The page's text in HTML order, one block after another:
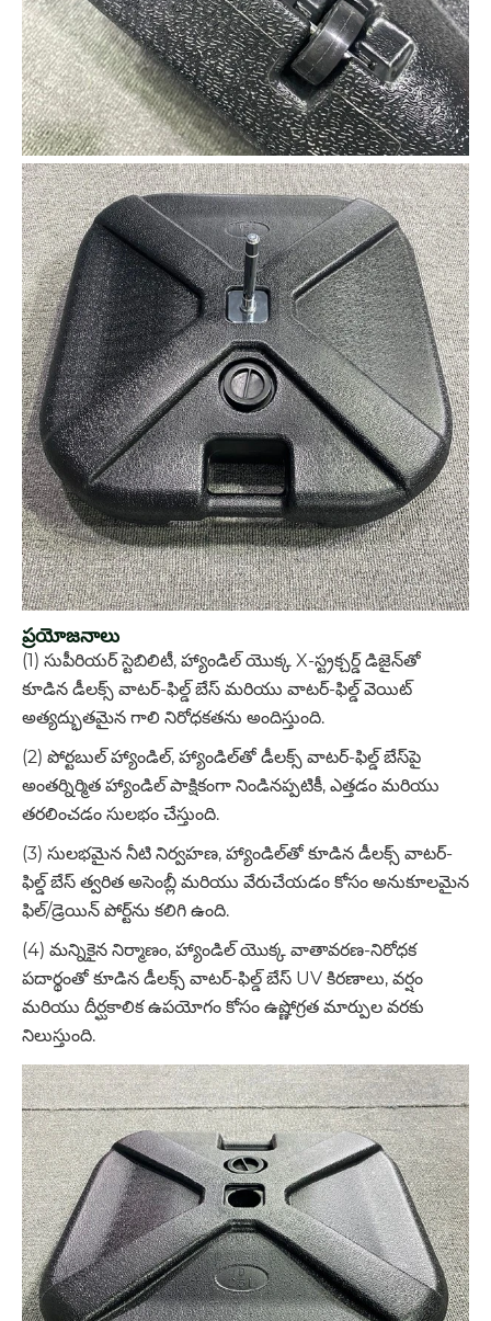
ప్రయోజనాలు
(1) సుపీరియర్ స్టెబిలిటీ, హ్యాండిల్ యొక్క X-స్ట్రక్చర్డ్ డిజైన్‌తో
కూడిన డీలక్స్ వాటర్-ఫిల్డ్ బేస్ మరియు వాటర్-ఫిల్డ్ వెయిట్
అత్యద్భుతమైన గాలి నిరోధకతను అందిస్తుంది.
(2) పోర్టబుల్ హ్యాండిల్, హ్యాండిల్‌తో డీలక్స్ వాటర్-ఫిల్డ్ బేస్‌పై
అంతర్నిర్మిత హ్యాండిల్ పాక్షికంగా నిండినప్పటికీ, ఎత్తడం మరియు
తరలించడం సులభం చేస్తుంది.
(3) సులభమైన నీటి నిర్వహణ, హ్యాండిల్‌తో కూడిన డీలక్స్ వాటర్-
ఫిల్డ్ బేస్ త్వరిత అసెంబ్లీ మరియు వేరుచేయడం కోసం అనుకూలమైన
ఫిల్/డ్రెయిన్ పోర్ట్‌ను కలిగి ఉంది.
(4) మన్నికైన నిర్మాణం, హ్యాండిల్ యొక్క వాతావరణ-నిరోధక
పదార్థంతో కూడిన డీలక్స్ వాటర్-ఫిల్డ్ బేస్ UV కిరణాలు, వర్షం
మరియు దీర్ఘకాలిక ఉపయోగం కోసం ఉష్ణోగ్రత మార్పుల వరకు
నిలుస్తుంది.